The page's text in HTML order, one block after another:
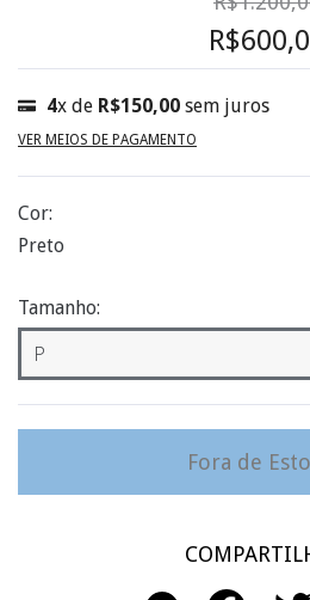
4x de R$150,00 sem juros
VER MEIOS DE PAGAMENTO
Cor:
Preto
Tamanho: